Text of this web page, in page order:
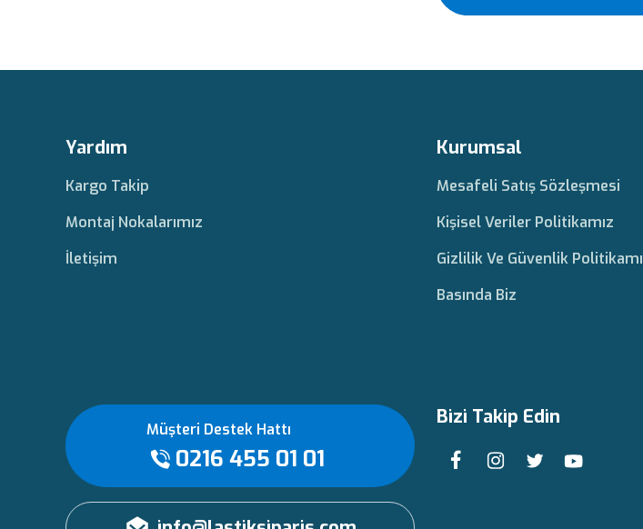
Yardım
Kargo Takip
Montaj Nokalarımız
İletişim
Kurumsal
Mesafeli Satış Sözleşmesi
Kişisel Veriler Politikamız
Gizlilik Ve Güvenlik
Basında Biz
Müşteri Destek Hattı
0216 455 01 01
Bizi Takip Edin